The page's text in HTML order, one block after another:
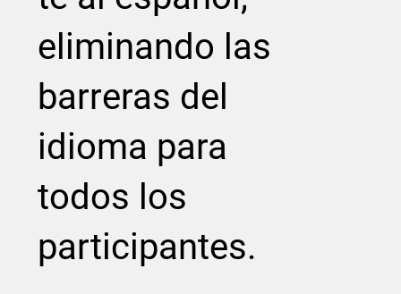
eliminando las
barreras del
idioma para
todos los
participantes.